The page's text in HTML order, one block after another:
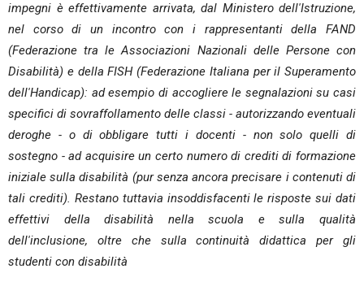
impegni è effettivamente arrivata, dal Ministero dell'Istruzione,
nel corso di un incontro con i rappresentanti della FAND
(Federazione tra le Associazioni Nazionali delle Persone con
Disabilità) e della FISH (Federazione Italiana per il Superamento
dell'Handicap): ad esempio di accogliere le segnalazioni su casi
specifici di sovraffollamento delle classi - autorizzando eventuali
deroghe - o di obbligare tutti i docenti - non solo quelli di
sostegno - ad acquisire un certo numero di crediti di formazione
iniziale sulla disabilità (pur senza ancora precisare i contenuti di
tali crediti). Restano tuttavia insoddisfacenti le risposte sui dati
effettivi della disabilità nella scuola e sulla qualità
dell'inclusione, oltre che sulla continuità didattica per gli
studenti con disabilità